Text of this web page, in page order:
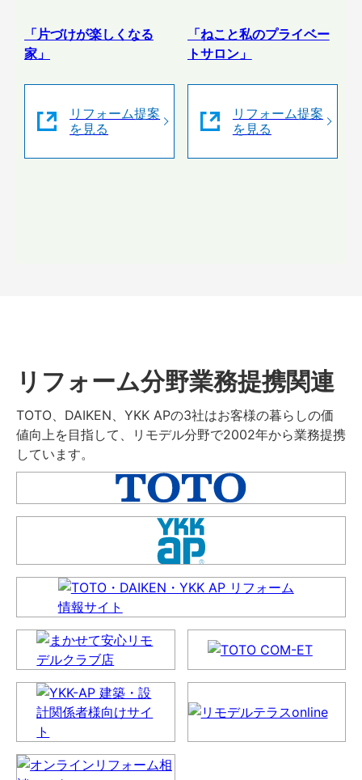
「片づけが楽しくなる
家」
リフォーム提案
を見る
「ねこと私のプライベー
トサロン」
リフォーム提案
を見る
リフォーム分野業務提携関連
TOTO、DAIKEN、YKK APの3社はお客様の暮らしの価
値向上を目指して、リモデル分野で2002年から業務提携
しています。